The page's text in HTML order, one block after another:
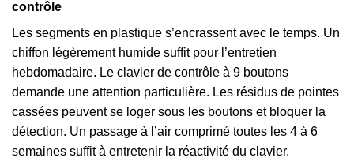
contrôle
Les segments en plastique s’encrassent avec le temps. Un
chiffon légèrement humide suffit pour l’entretien
hebdomadaire. Le clavier de contrôle à 9 boutons
demande une attention particulière. Les résidus de pointes
cassées peuvent se loger sous les boutons et bloquer la
détection. Un passage à l’air comprimé toutes les 4 à 6
semaines suffit à entretenir la réactivité du clavier.